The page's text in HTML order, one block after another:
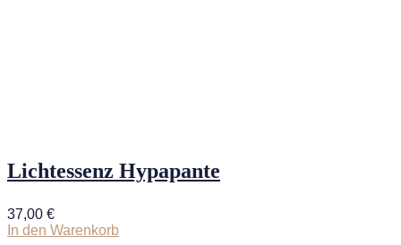
Lichtessenz Hypapante
37,00 €
In den Warenkorb